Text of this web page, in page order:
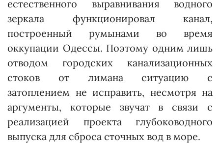
естественного выравнивания водного
зеркала функционировал канал,
построенный румынами во время
оккупации Одессы. Поэтому одним лишь
отводом городских канализационных
стоков от лимана ситуацию с
затоплением не исправить, несмотря на
аргументы, которые звучат в связи с
реализацией проекта глубоководного
выпуска для сброса сточных вод в море.